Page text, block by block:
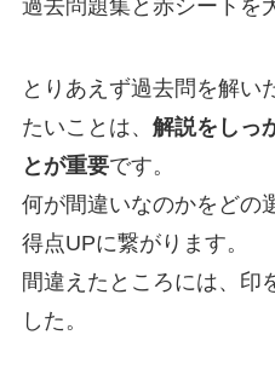
過去問題集と赤シートを
とりあえず過去問を解い
たいことは、 解説をしっ
とが重要です。
何が間違いなのかをどの
得点UPに繋がります。
間違えたところには、印
した。